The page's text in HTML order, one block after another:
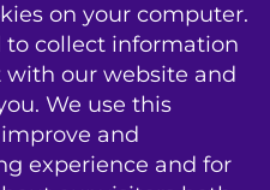
Infogérance
on your computer.
to collect information
our website and
We use this
and
experience and for